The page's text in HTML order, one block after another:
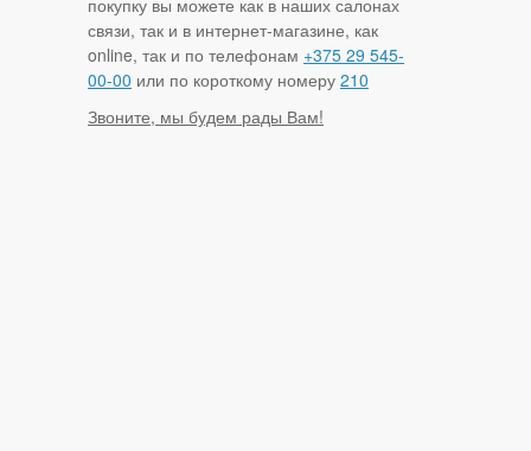
покупку вы можете как в наших салонах
связи, так и в интернет-магазине, как
online, так и по телефонам +375 29 545-
00-00 или по короткому номеру 210
Звоните, мы будем рады Вам!